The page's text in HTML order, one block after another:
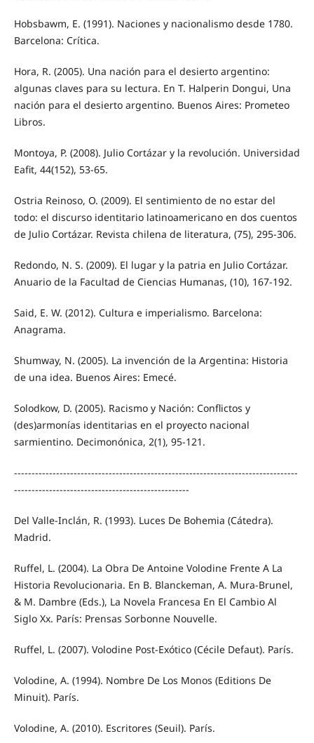
Hobsbawm, E. (1991). Naciones y nacionalismo desde 1780.
Barcelona: Crítica.
Hora, R. (2005). Una nación para el desierto argentino:
algunas claves para su lectura. En T. Halperin Dongui, Una
nación para el desierto argentino. Buenos Aires: Prometeo
Libros.
Montoya, P. (2008). Julio Cortázar y la revolución. Universidad
Eafit, 44(152), 53-65.
Ostria Reinoso, O. (2009). El sentimiento de no estar del
todo: el discurso identitario latinoamericano en dos cuentos
de Julio Cortázar. Revista chilena de literatura, (75), 295-306.
Redondo, N. S. (2009). El lugar y la patria en Julio Cortázar.
Anuario de la Facultad de Ciencias Humanas, (10), 167-192.
Said, E. W. (2012). Cultura e imperialismo. Barcelona:
Anagrama.
Shumway, N. (2005). La invención de la Argentina: Historia
de una idea. Buenos Aires: Emecé.
Solodkow, D. (2005). Racismo y Nación: Conflictos y
(des)armonías identitarias en el proyecto nacional
sarmientino. Decimonónica, 2(1), 95-121.
---------------------------------------------------------------------------------
--------------------------------------------------
Del Valle-Inclán, R. (1993). Luces De Bohemia (Cátedra).
Madrid.
Ruffel, L. (2004). La Obra De Antoine Volodine Frente A La
Historia Revolucionaria. En B. Blanckeman, A. Mura-Brunel,
& M. Dambre (Eds.), La Novela Francesa En El Cambio Al
Siglo Xx. París: Prensas Sorbonne Nouvelle.
Ruffel, L. (2007). Volodine Post-Exótico (Cécile Defaut). París.
Volodine, A. (1994). Nombre De Los Monos (Editions De
Minuit). París.
Volodine, A. (2010). Escritores (Seuil). París.